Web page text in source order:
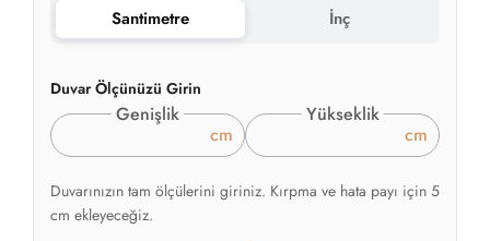
Santimetre İnç
Duvar Ölçünüzü Girin
Genişlik
cm
Yükseklik
cm
Duvarınızın tam ölçülerini giriniz. Kırpma ve hata payı için 5
cm ekleyeceğiz.